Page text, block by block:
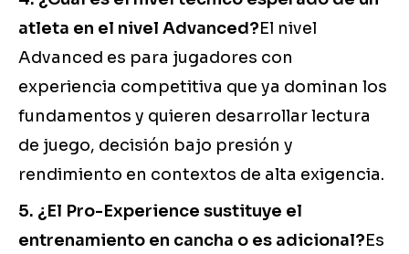
atleta en el nivel Advanced?El nivel
Advanced es para jugadores con
experiencia competitiva que ya dominan los
fundamentos y quieren desarrollar lectura
de juego, decisión bajo presión y
rendimiento en contextos de alta exigencia.
5. ¿El Pro-Experience sustituye el
entrenamiento en cancha o es adicional?Es